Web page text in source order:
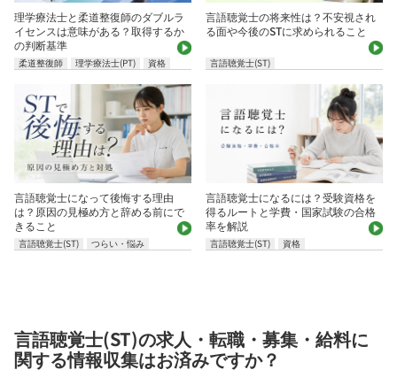
理学療法士と柔道整復師のダブルラ
イセンスは意味がある？取得するか
の判断基準
柔道整復師 理学療法士(PT) 資格
言語聴覚士の将来性は？不安視され
る面や今後のSTに求められること
言語聴覚士(ST)
言語聴覚士になって後悔する理由
は？原因の見極め方と辞める前にで
きること
言語聴覚士(ST) つらい・悩み
言語聴覚士になるには？受験資格を
得るルートと学費・国家試験の合格
率を解説
言語聴覚士(ST) 資格
言語聴覚士(ST)の求人・転職・募集・給料に
関する情報収集はお済みですか？